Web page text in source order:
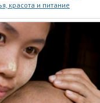
красота и питание